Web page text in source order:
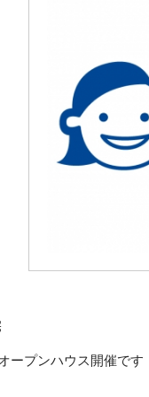
ープンハウス開催です